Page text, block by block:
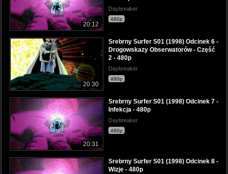
20:12
Daybreaker
480p
20:30
Srebrny Surfer S01 (1998) Odcinek 6 -
Drogowskazy Obserwatorów - Część
2 - 480p
Daybreaker
480p
20:31
Srebrny Surfer S01 (1998) Odcinek 7 -
Infekcja - 480p
Daybreaker
480p
Srebrny Surfer S01 (1998) Odcinek 8 -
Wizje - 480p